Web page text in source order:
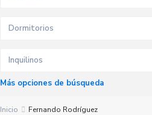
Dormitorios
Inquilinos
Más opciones de búsqueda
Inicio Fernando Rodríguez